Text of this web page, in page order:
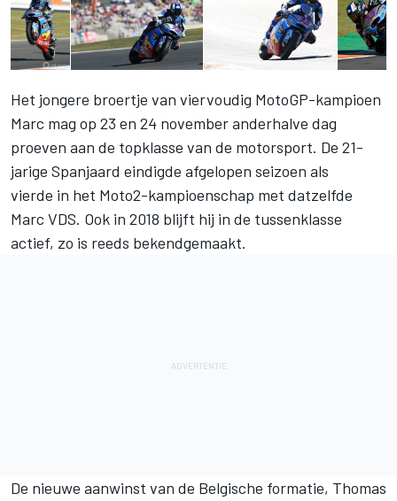
Het jongere broertje van viervoudig MotoGP-kampioen
Marc mag op 23 en 24 november anderhalve dag
proeven aan de topklasse van de motorsport. De 21-
jarige Spanjaard eindigde afgelopen seizoen als
vierde in het Moto2-kampioenschap met datzelfde
Marc VDS. Ook in 2018 blijft hij in de tussenklasse
actief, zo is reeds bekendgemaakt.
De nieuwe aanwinst van de Belgische formatie, Thomas